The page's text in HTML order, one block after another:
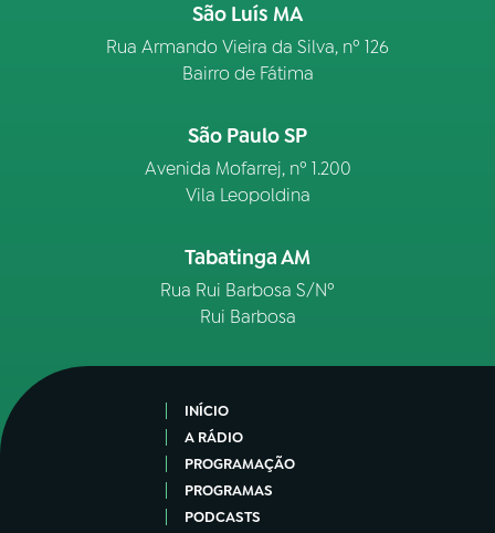
São Luís MA
Rua Armando Vieira da Silva, nº 126
Bairro de Fátima
São Paulo SP
Avenida Mofarrej, nº 1.200
Vila Leopoldina
Tabatinga AM
Rua Rui Barbosa S/Nº
Rui Barbosa
INÍCIO
A RÁDIO
PROGRAMAÇÃO
PROGRAMAS
PODCASTS